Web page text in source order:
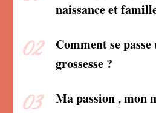
naissance et
Comment se
grossesse ?
Ma passion , mon